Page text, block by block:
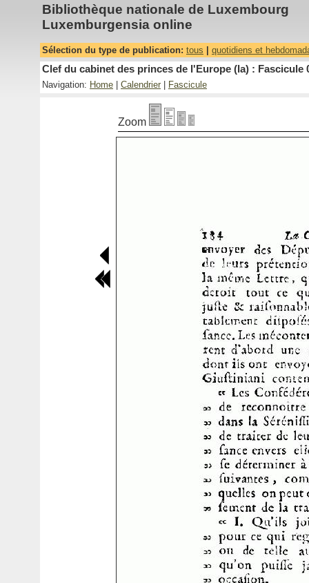
Bibliothèque nationale de Luxembourg
Luxemburgensia online
Sélection du type de publication: tous quotidiens et
Clef du cabinet des princes de l'Europe (la) : Fascicule
Navigation: Home Calendrier Fascicule
Zoom